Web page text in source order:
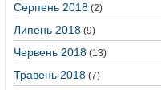
Серпень 2018 (2)
Липень 2018 (9)
Червень 2018 (13)
Травень 2018 (7)